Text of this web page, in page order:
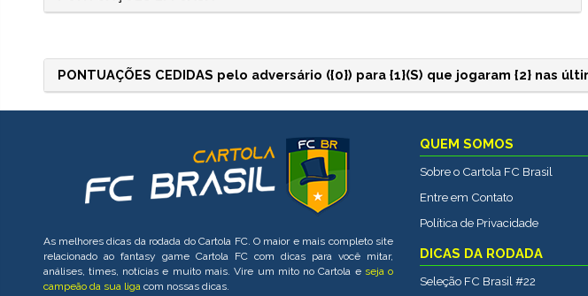
PONTUAÇÕES CEDIDAS pelo adversário ({0}) para {1}(S) que jogaram {2} nas
As melhores dicas da rodada do Cartola FC. O maior e mais completo site
relacionado ao fantasy game Cartola FC com dicas para você mitar,
análises, times, notícias e muito mais. Vire um mito no Cartola e seja o
campeão da sua liga com nossas dicas.
QUEM SOMOS
Sobre o Cartola FC Brasil
Entre em Contato
Política de Privacidade
DICAS DA RODADA
Seleção FC Brasil #22